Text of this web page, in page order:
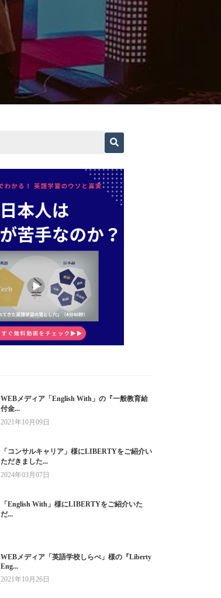
WEBメディア「English With」の『一般教育給
付金...
2021年10月09日
「コンサルキャリア」様にLIBERTYをご紹介い
ただきました...
2024年03月07日
「English With」様にLIBERTYをご紹介いた
だ...
WEBメディア「英語学校しらべ」様の『Liberty
Eng...
2021年10月26日